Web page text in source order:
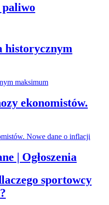
paliwo
historycznym
ekonomistów.
| Ogłoszenia
sportowcy